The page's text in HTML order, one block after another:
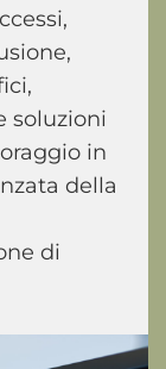
soluzioni
in
della
di